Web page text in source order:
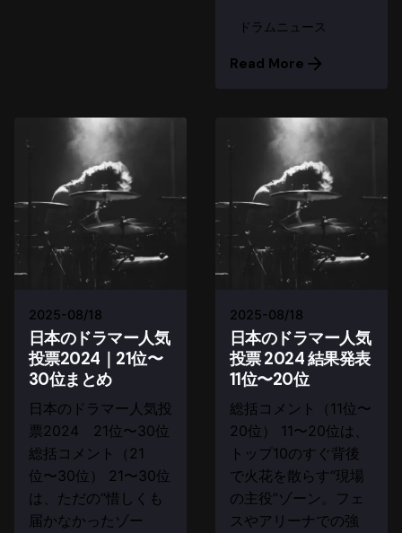
ドラムニュース
Read More
2025-08/18
日本のドラマー人気
投票2024｜21位〜
30位まとめ
日本のドラマー人気投
票2024 21位〜30位
総括コメント（21
位〜30位） 21〜30位
は、ただの“惜しくも
届かなかったゾー
2025-08/18
日本のドラマー人気
投票 2024 結果発表
11位〜20位
総括コメント（11位〜
20位） 11〜20位は、
トップ10のすぐ背後
で火花を散らす“現場
の主役”ゾーン。フェ
スやアリーナでの強